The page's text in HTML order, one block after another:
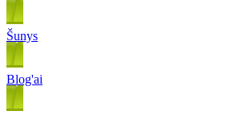
Šunys
Blog'ai